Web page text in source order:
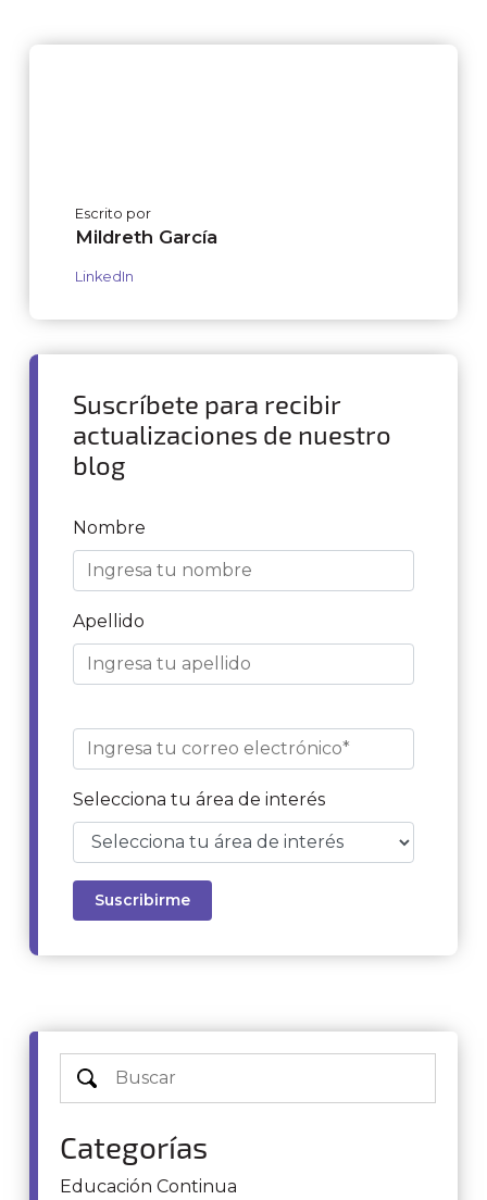
Categorías
Educación Continua
Escrito por
Mildreth García
LinkedIn
Suscríbete para recibir
actualizaciones de nuestro
blog
Nombre
Apellido
Selecciona tu área de interés